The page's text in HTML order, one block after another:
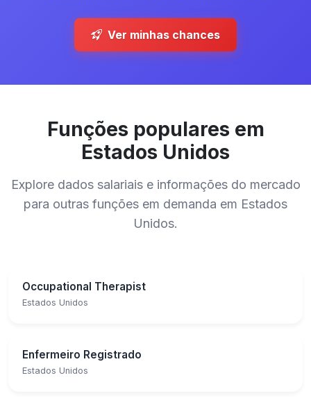
Ver minhas chances
Funções populares em
Estados Unidos
Explore dados salariais e informações do mercado
para outras funções em demanda em Estados
Unidos.
Occupational Therapist
Estados Unidos
Enfermeiro Registrado
Estados Unidos